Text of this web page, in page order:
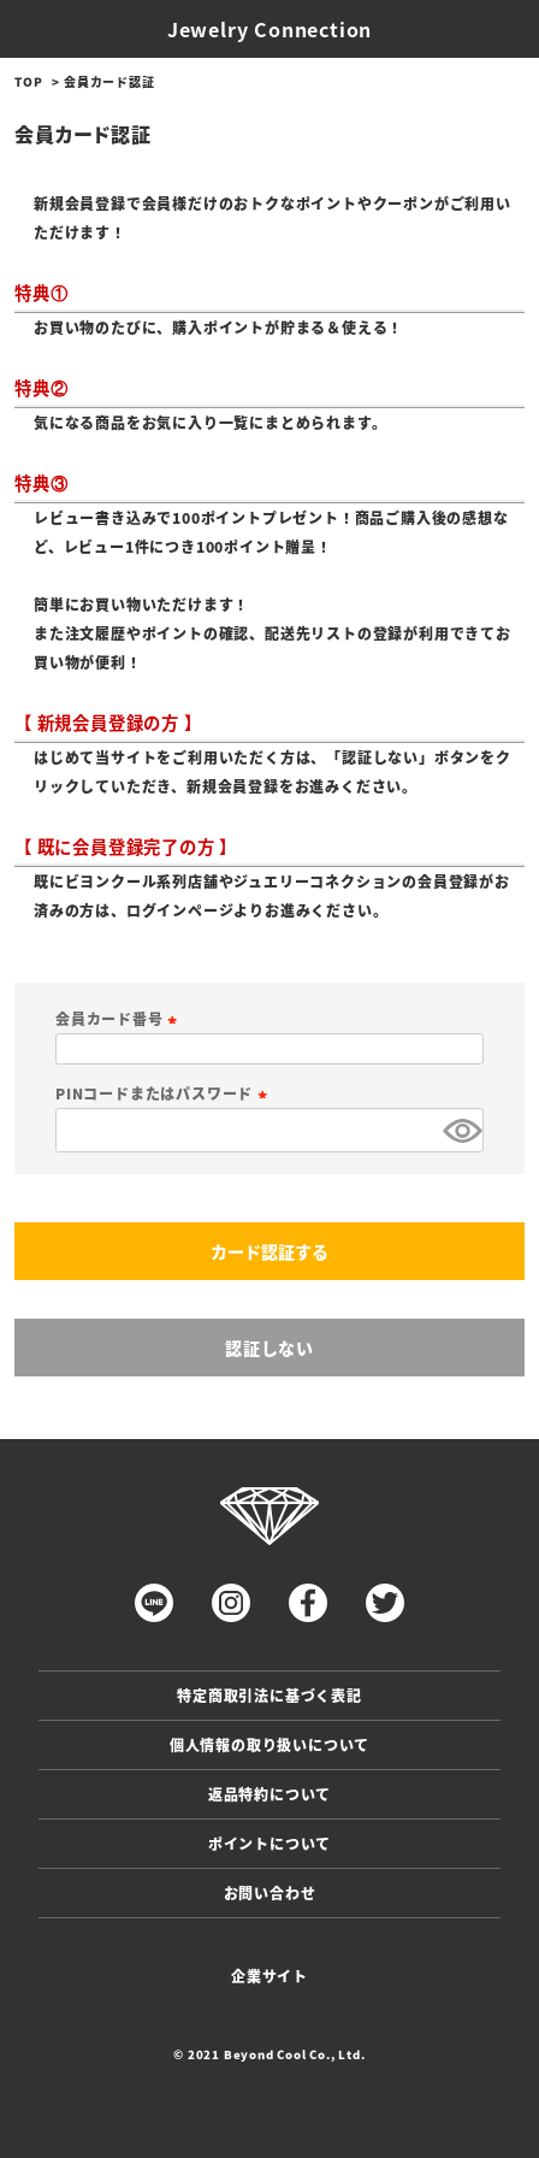
Jewelry Connection
TOP 会員カード認証
会員カード認証
新規会員登録で会員様だけのおトクなポイントやクーポンがご利用い
ただけます！
特典①
お買い物のたびに、購入ポイントが貯まる＆使える！
特典②
気になる商品をお気に入り一覧にまとめられます。
特典③
レビュー書き込みで100ポイントプレゼント！商品ご購入後の感想な
ど、レビュー1件につき100ポイント贈呈！
簡単にお買い物いただけます！
また注文履歴やポイントの確認、配送先リストの登録が利用できてお
買い物が便利！
【 新規会員登録の方 】
はじめて当サイトをご利用いただく方は、「認証しない」ボタンをク
リックしていただき、新規会員登録をお進みください。
【 既に会員登録完了の方 】
既にビヨンクール系列店舗やジュエリーコネクションの会員登録がお
済みの方は、ログインページよりお進みください。
会員カード番号
必
須
PINコードまたはパスワード
)
カード認証する
認証しない
特定商取引法に基づく表記
個人情報の取り扱いについて
返品特約について
ポイントについて
お問い合わせ
企業サイト
© 2021 Beyond Cool Co., Ltd.